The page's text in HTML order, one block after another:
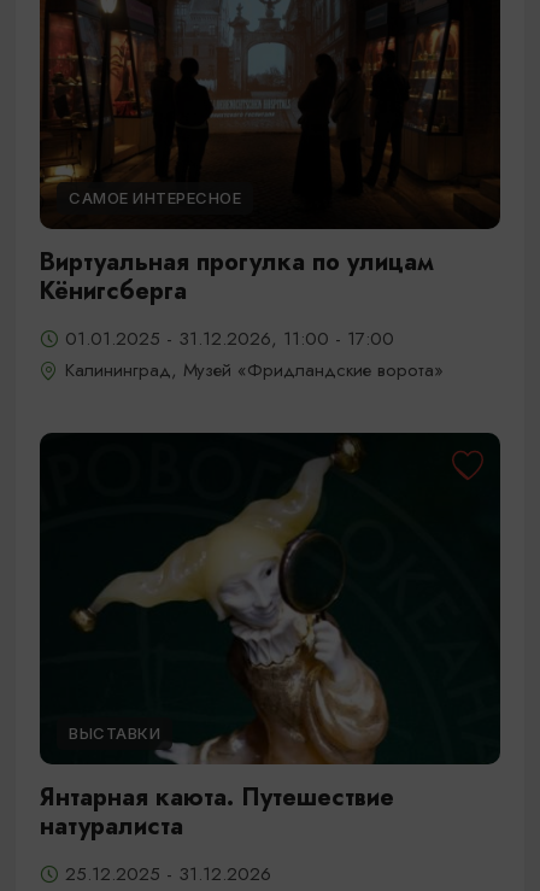
САМОЕ ИНТЕРЕСНОЕ
Виртуальная прогулка по улицам
Кёнигсберга
01.01.2025 - 31.12.2026, 11:00 - 17:00
Калининград, Музей «Фридландские ворота»
ВЫСТАВКИ
Янтарная каюта. Путешествие
натуралиста
25.12.2025 - 31.12.2026